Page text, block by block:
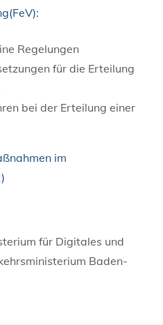
Regelungen
für die Erteilung
bei der Erteilung einer
im
für Digitales und
Baden-